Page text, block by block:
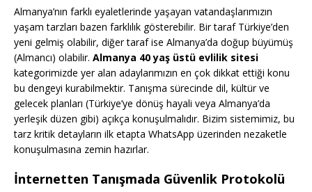
Almanya’nın farklı eyaletlerinde yaşayan vatandaşlarımızın
yaşam tarzları bazen farklılık gösterebilir. Bir taraf Türkiye’den
yeni gelmiş olabilir, diğer taraf ise Almanya’da doğup büyümüş
(Almancı) olabilir. Almanya 40 yaş üstü evlilik sitesi
kategorimizde yer alan adaylarımızın en çok dikkat ettiği konu
bu dengeyi kurabilmektir. Tanışma sürecinde dil, kültür ve
gelecek planları (Türkiye’ye dönüş hayali veya Almanya’da
yerleşik düzen gibi) açıkça konuşulmalıdır. Bizim sistemimiz, bu
tarz kritik detayların ilk etapta WhatsApp üzerinden nezaketle
konuşulmasına zemin hazırlar.
İnternetten Tanışmada Güvenlik Protokolü